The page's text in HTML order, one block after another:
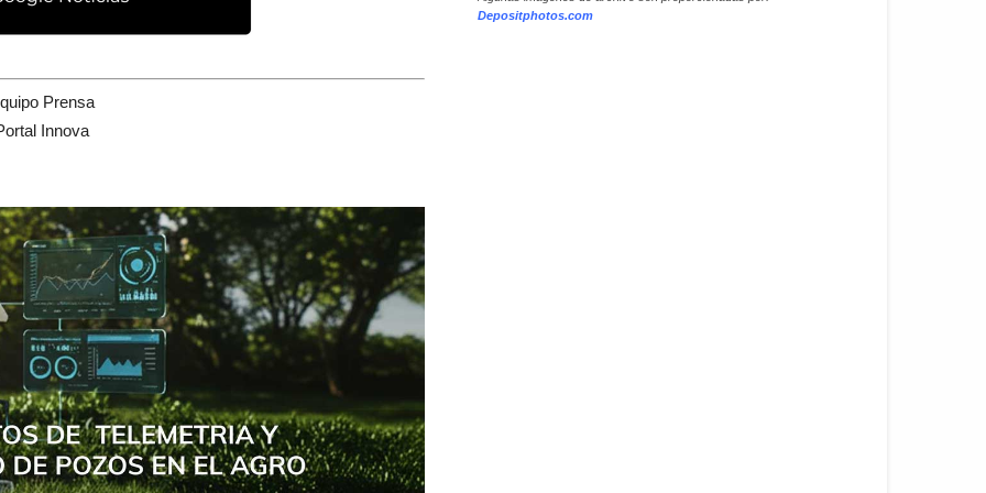
Prensa
Innova
Depositphotos.com